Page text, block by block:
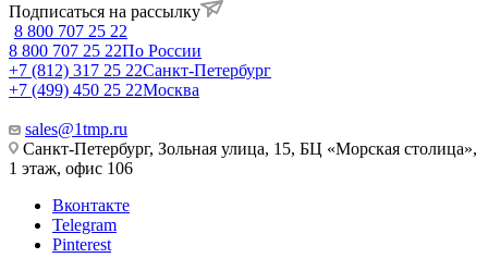
Подписаться на рассылку
8 800 707 25 22
8 800 707 25 22По России
+7 (812) 317 25 22Санкт-Петербург
+7 (499) 450 25 22Москва
sales@1tmp.ru
Санкт-Петербург, Зольная улица, 15, БЦ «Морская столица»,
1 этаж, офис 106
Вконтакте
Telegram
Pinterest